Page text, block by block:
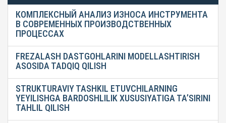
КОМПЛЕКСНЫЙ АНАЛИЗ ИЗНОСА ИНСТРУМЕНТА
В СОВРЕМЕННЫХ ПРОИЗВОДСТВЕННЫХ
ПРОЦЕССАХ
FREZALASH DASTGOHLARINI MODELLASHTIRISH
ASOSIDA TADQIQ QILISH
STRUKTURAVIY TASHKIL ETUVCHILARNING
YEYILISHGA BARDOSHLILIK XUSUSIYATIGA TA’SIRINI
TAHLIL QILISH